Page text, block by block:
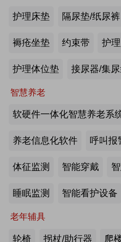
护理床垫 隔尿垫/纸尿裤
褥疮坐垫 约束带 护
护理体位垫 接尿器/集
智慧养老
软硬件一体化智慧养老系
养老信息化软件 呼叫报
体征监测 智能穿戴
睡眠监测 智能看护设备
老年辅具
轮椅 拐杖/助行器 爬
业陆家嘴峰
步开放
来源:养老福祉圈
施数量已达
来源:中国新闻网
展千人老